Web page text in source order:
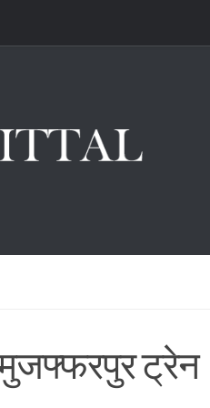
ट्रेन